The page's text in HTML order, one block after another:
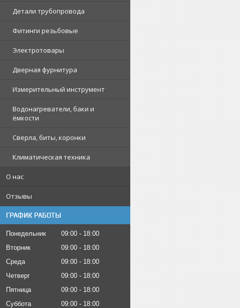
Детали трубопровода
Фитинги резьбовые
Электротовары
Дверная фурнитура
Измерительный инструмент
Водонагреватели, баки и
ёмкости
Сверла, биты, коронки
Климатическая техника
О нас
Отзывы
ГРАФИК РАБОТЫ
Понедельник 09:00
18:00
Вторник
09:00
18:00
Среда
09:00
18:00
Четверг
09:00
18:00
Пятница
09:00
18:00
Суббота
09:00
18:00